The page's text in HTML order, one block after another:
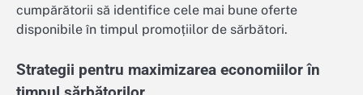
cumpărătorii să identifice cele mai bune oferte
disponibile în timpul promoțiilor de sărbători.
Strategii pentru maximizarea economiilor în